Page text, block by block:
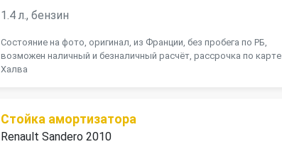
1.4 л., бензин
Состояние на фото, оригинал, из Франции, без пробега по РБ,
возможен наличный и безналичный расчёт, рассрочка по карте
Халва
Стойка амортизатора
Renault Sandero 2010